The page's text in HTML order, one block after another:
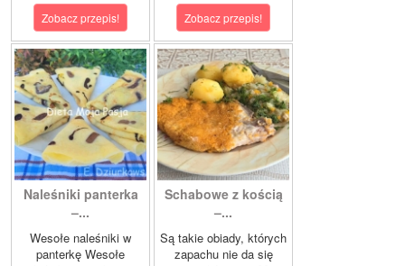
Zobacz przepis! Zobacz przepis!
Naleśniki panterka
–...
Wesołe naleśniki w
panterkę Wesołe
Schabowe z kością
–...
Są takie obiady, których
zapachu nie da się